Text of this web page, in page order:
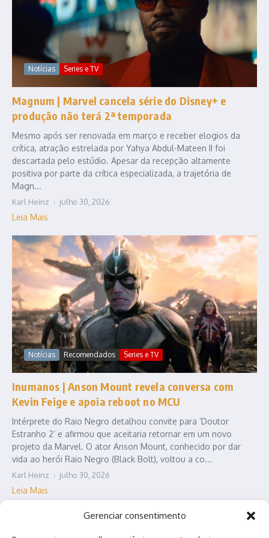
Gerenciar consentimento
Notícias Series e TV
Magnum | Marvel cancela série do Disney+ e
produção não terá 2ª temporada
Mesmo após ser renovada em março e receber elogios da
crítica, atração estrelada por Yahya Abdul-Mateen II foi
descartada pelo estúdio. Apesar da recepção altamente
positiva por parte da crítica especializada, a trajetória de
Magn...
Karl Heinz julho 30, 2026
Leia Mais
Notícias Recomendados Series e TV
Inumanos | Anson Mount revela conversa com
Kevin Feige e apoia reboot no MCU
Intérprete do Raio Negro detalhou convite para ‘Doutor
Estranho 2’ e afirmou que aceitaria retornar em um novo
projeto da Marvel. O ator Anson Mount, conhecido por dar
vida ao herói Raio Negro (Black Bolt), voltou a co...
Karl Heinz julho 30, 2026
Leia Mais